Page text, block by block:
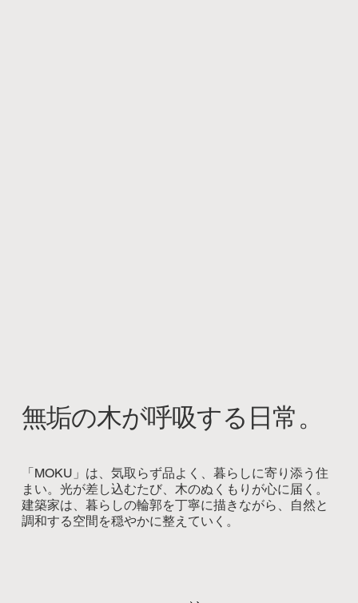
無垢の木が呼吸する日常。
「MOKU」は、気取らず品よく、暮らしに寄り添う住
まい。光が差し込むたび、木のぬくもりが心に届く。
建築家は、暮らしの輪郭を丁寧に描きながら、自然と
調和する空間を穏やかに整えていく。